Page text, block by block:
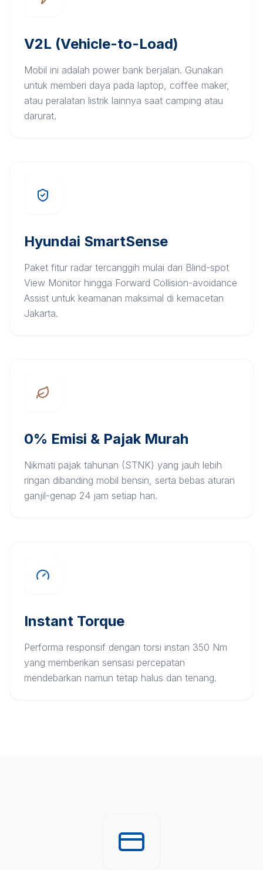
V2L (Vehicle-to-Load)
Mobil ini adalah power bank berjalan. Gunakan
untuk memberi daya pada laptop, coffee maker,
atau peralatan listrik lainnya saat camping atau
darurat.
Hyundai SmartSense
Paket fitur radar tercanggih mulai dari Blind-spot
View Monitor hingga Forward Collision-avoidance
Assist untuk keamanan maksimal di kemacetan
Jakarta.
0% Emisi & Pajak Murah
Nikmati pajak tahunan (STNK) yang jauh lebih
ringan dibanding mobil bensin, serta bebas aturan
ganjil-genap 24 jam setiap hari.
Instant Torque
Performa responsif dengan torsi instan 350 Nm
yang memberikan sensasi percepatan
mendebarkan namun tetap halus dan tenang.